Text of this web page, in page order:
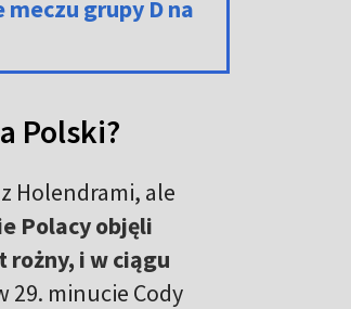
meczu grupy D na
Polski?
Holendrami, ale
Polacy objęli
rożny, i w ciągu
29. minucie Cody